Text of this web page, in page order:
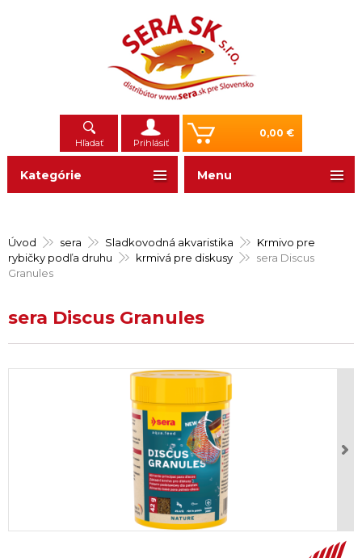
Hľadať Prihlásiť
0,00 €
Úvod sera Sladkovodná akvaristika
Krmivo pre
rybičky podľa druhu
krmivá pre diskusy
sera Discus
Granules
sera Discus Granules
Kategórie Menu